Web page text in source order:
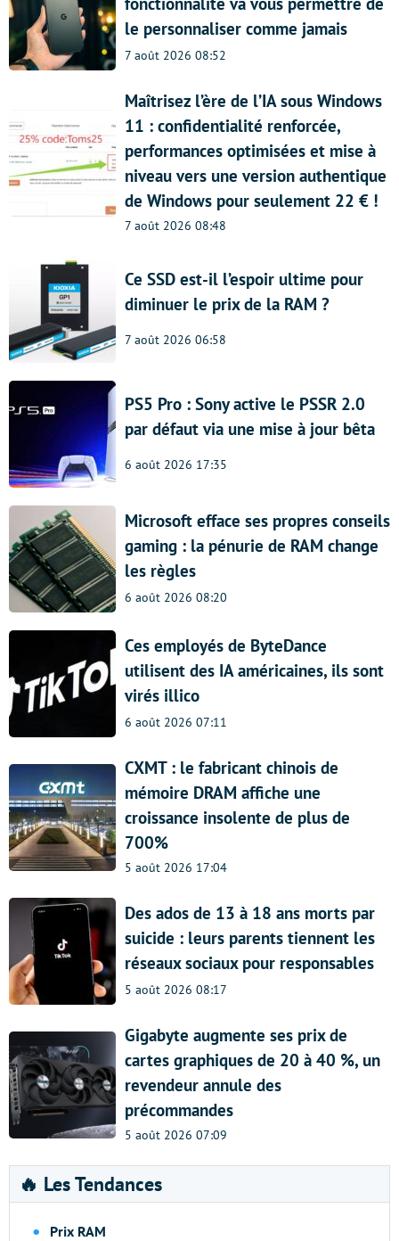
le personnaliser comme jamais
7 août 2026 08:52
Maîtrisez l’ère de l’IA sous Windows
11 : confidentialité renforcée,
performances optimisées et mise à
niveau vers une version authentique
de Windows pour seulement 22 € !
7 août 2026 08:48
Ce SSD est-il l’espoir ultime pour
diminuer le prix de la RAM ?
7 août 2026 06:58
PS5 Pro : Sony active le PSSR 2.0
par défaut via une mise à jour bêta
6 août 2026 17:35
Microsoft efface ses propres conseils
gaming : la pénurie de RAM change
les règles
6 août 2026 08:20
Ces employés de ByteDance
utilisent des IA américaines, ils sont
virés illico
6 août 2026 07:11
CXMT : le fabricant chinois de
mémoire DRAM affiche une
croissance insolente de plus de
700%
5 août 2026 17:04
Des ados de 13 à 18 ans morts par
suicide : leurs parents tiennent les
réseaux sociaux pour responsables
5 août 2026 08:17
Gigabyte augmente ses prix de
cartes graphiques de 20 à 40 %, un
revendeur annule des
précommandes
5 août 2026 07:09
🔥 Les Tendances
Prix RAM